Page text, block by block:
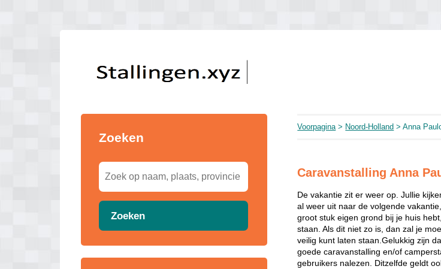
Zoeken
Zoeken
Voorpagina> Noord-Holland > Anna
Caravanstalling Anna
De vakantie zit er weer op. Jullie
al weer uit naar de volgende
groot stuk eigen grond bij je huis
staan. Als dit niet zo is, dan zal je
veilig kunt laten staan.Gelukkig zijn
goede caravanstalling en/of
gebruikers nalezen. Ditzelfde geldt